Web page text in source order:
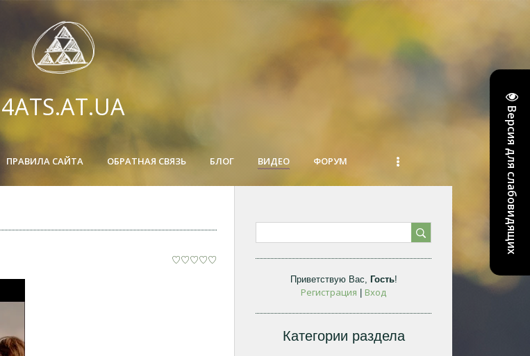
Версия для слабовидящих
4ATS.AT.UA
ПРАВИЛА САЙТА ОБРАТНАЯ СВЯЗЬ БЛОГ ВИДЕО ФОРУМ
Приветствую Вас, Гость!
Регистрация Вход
Категории раздела